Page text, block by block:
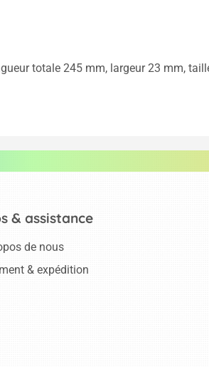
totale 245 mm, largeur 23 mm,
& assistance
de nous
& expédition